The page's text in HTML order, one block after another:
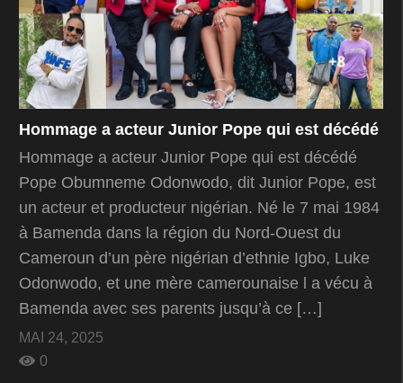
Hommage a acteur Junior Pope qui est décédé
Hommage a acteur Junior Pope qui est décédé
Pope Obumneme Odonwodo, dit Junior Pope, est
un acteur et producteur nigérian. Né le 7 mai 1984
à Bamenda dans la région du Nord-Ouest du
Cameroun d’un père nigérian d’ethnie Igbo, Luke
Odonwodo, et une mère camerounaise l a vécu à
Bamenda avec ses parents jusqu’à ce […]
MAI 24, 2025
0